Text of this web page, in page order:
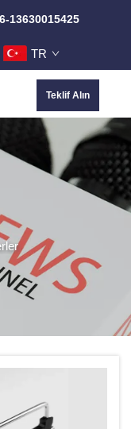
13630015425
TR
Teklif Alın